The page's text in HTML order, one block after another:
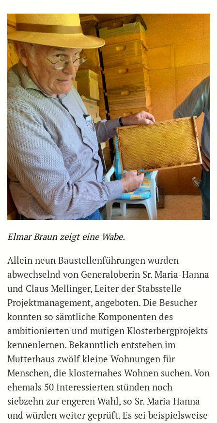
Elmar Braun zeigt eine Wabe.
Allein neun Baustellenführungen wurden
abwechselnd von Generaloberin Sr. Maria-Hanna
und Claus Mellinger, Leiter der Stabsstelle
Projektmanagement, angeboten. Die Besucher
konnten so sämtliche Komponenten des
ambitionierten und mutigen Klosterbergprojekts
kennenlernen. Bekanntlich entstehen im
Mutterhaus zwölf kleine Wohnungen für
Menschen, die klosternahes Wohnen suchen. Von
ehemals 50 Interessierten stünden noch
siebzehn zur engeren Wahl, so Sr. Maria Hanna
und würden weiter geprüft. Es sei beispielsweise